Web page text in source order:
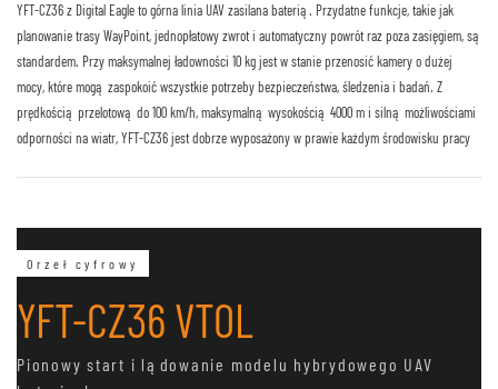
YFT-CZ36 z Digital Eagle to górna linia UAV zasilana baterią. Przydatne funkcje, takie jak
planowanie trasy WayPoint, jednopłatowy zwrot i automatyczny powrót raz poza zasięgiem, są
standardem. Przy maksymalnej ładowności 10 kg jest w stanie przenosić kamery o dużej
mocy, które mogą zaspokoić wszystkie potrzeby bezpieczeństwa, śledzenia i badań. Z
prędkością przelotową do 100 km/h, maksymalną wysokością 4000 m i silną możliwościami
odporności na wiatr, YFT-CZ36 jest dobrze wyposażony w prawie każdym środowisku pracy
Orzeł cyfrowy
YFT-CZ36 VTOL
Pionowy start i lądowanie modelu hybrydowego UAV